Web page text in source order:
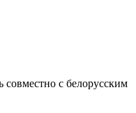
с белорусским